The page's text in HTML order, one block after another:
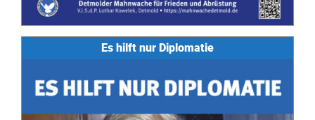
Es hilft nur Diplomatie